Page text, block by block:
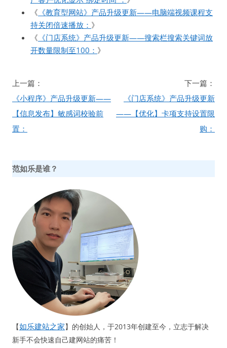
《 《教育型网站》产品升级更新——电脑端视频课程支
持关闭倍速播放： 》
《 《门店系统》产品升级更新——搜索栏搜索关键词放
开数量限制至100： 》
文
章
导
航
上一篇：
《小程序》产品升级更新——
【信息发布】敏感词校验前
置：
下一篇：
《门店系统》产品升级更新
——【优化】卡项支持设置限
购：
范如乐是谁？
【如乐建站之家】的创始人，于2013年创建至今，立志于解决
新手不会快速自己建网站的痛苦！